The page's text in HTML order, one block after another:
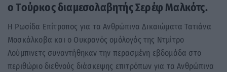
ο Τούρκος διαμεσολαβητής Σερέφ Μαλκότς.
Η Ρωσίδα Επίτροπος για τα Ανθρώπινα Δικαιώματα Τατιάνα
Μοσκάλκοβα και ο Ουκρανός ομόλογός της Ντμίτρο
Λούμπινετς συναντήθηκαν την περασμένη εβδομάδα στο
περιθώριο διεθνούς διάσκεψης επιτρόπων για τα Ανθρώπινα